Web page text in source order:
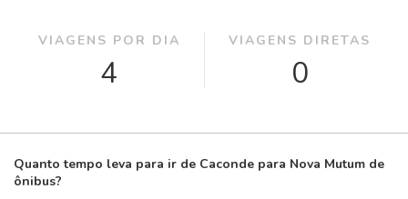
VIAGENS POR DIA
4
VIAGENS DIRETAS
0
Quanto tempo leva para ir de Caconde para Nova Mutum de
ônibus?